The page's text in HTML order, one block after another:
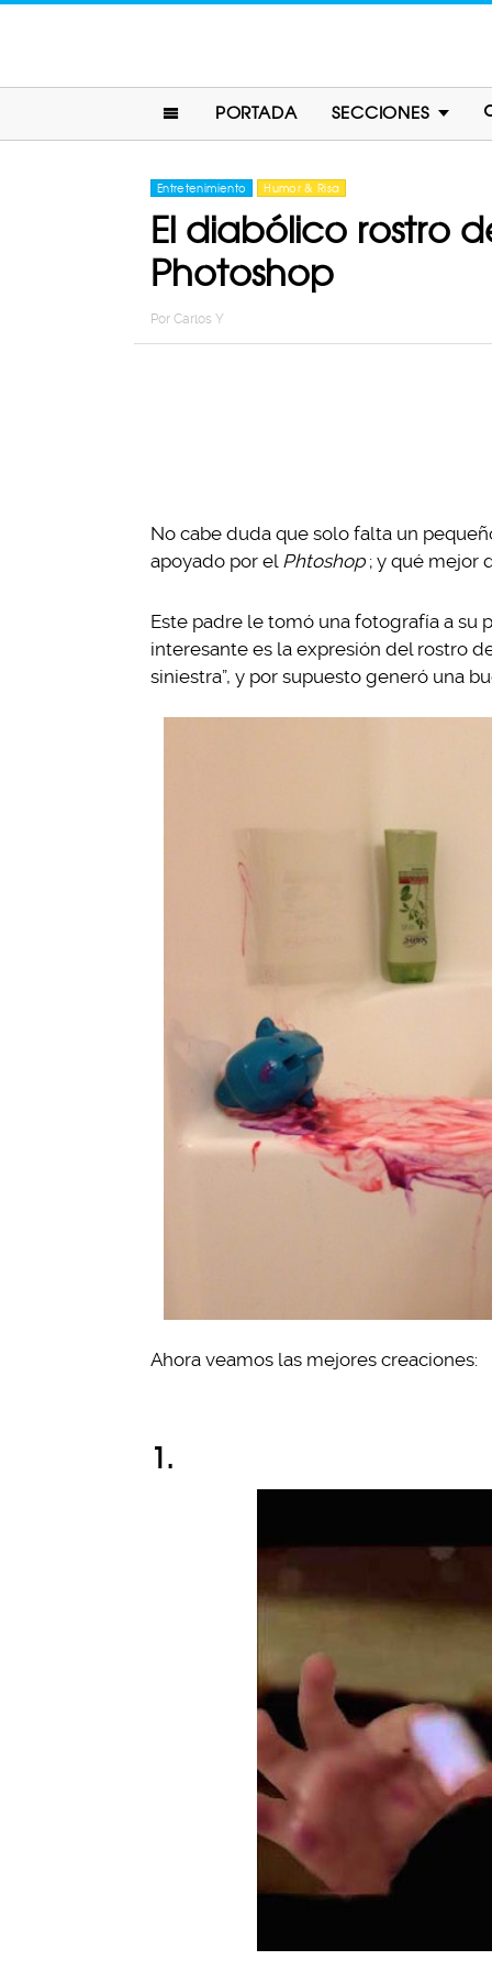
PORTADA SECCIONES
Entretenimiento Humor & Risa
El diabólico rostro
Photoshop
Por Carlos Y
No cabe duda que solo falta un
apoyado por el Phtoshop ; y qué mejor
Este padre le tomó una fotografía a su
interesante es la expresión del rostro
siniestra”, y por supuesto generó una
Ahora veamos las mejores creaciones:
1.